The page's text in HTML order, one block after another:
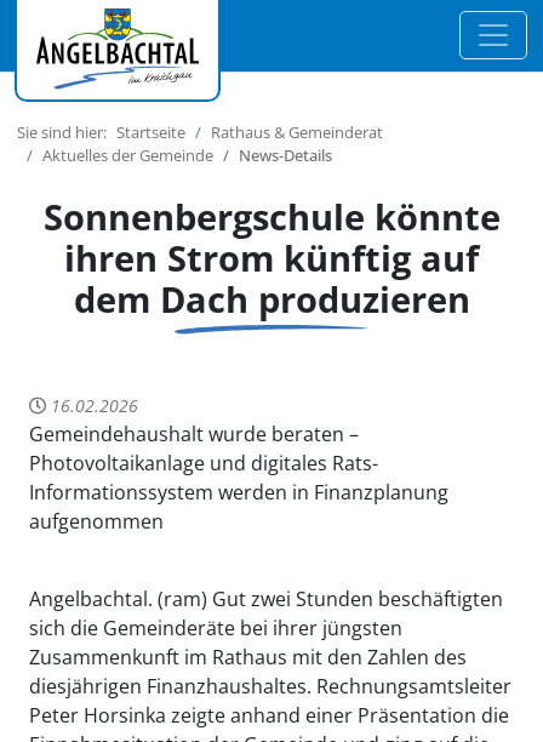
Sie sind hier: Startseite
Rathaus & Gemeinderat
Aktuelles der Gemeinde
News-Details
Sonnenbergschule könnte
ihren Strom künftig auf
dem Dach produzieren
16.02.2026
Gemeindehaushalt wurde beraten –
Photovoltaikanlage und digitales Rats-
Informationssystem werden in Finanzplanung
aufgenommen
Angelbachtal. (ram) Gut zwei Stunden beschäftigten
sich die Gemeinderäte bei ihrer jüngsten
Zusammenkunft im Rathaus mit den Zahlen des
diesjährigen Finanzhaushaltes. Rechnungsamtsleiter
Peter Horsinka zeigte anhand einer Präsentation die